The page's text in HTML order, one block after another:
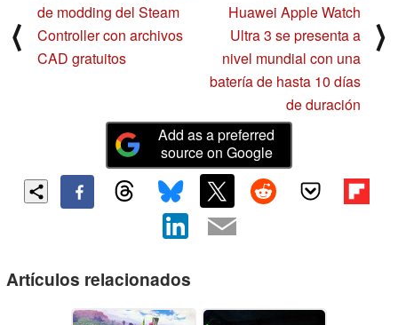
⟨
de modding del Steam
Controller con archivos
CAD gratuitos
Huawei Apple Watch
Ultra 3 se presenta a
nivel mundial con una
batería de hasta 10 días
de duración
⟩
Add as a preferred
source on Google
Artículos relacionados